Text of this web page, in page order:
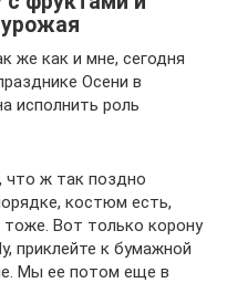
же как и мне, сегодня
Осени в
исполнить роль
что ж так поздно
костюм есть,
Вот только корону
приклейте к бумажной
Мы ее потом еще в